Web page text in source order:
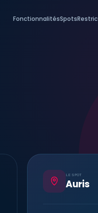
FonctionnalitésSpots
LE SPOT
Auris